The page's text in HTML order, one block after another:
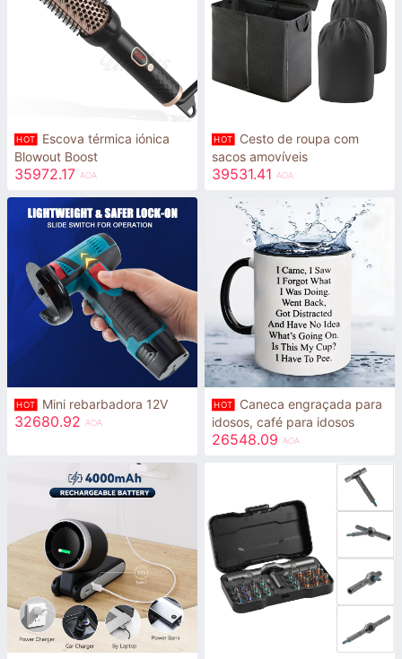
HOT
Escova térmica iónica
Blowout Boost
35972.17 AOA
HOT
Cesto de roupa com
sacos amovíveis
39531.41 AOA
HOT Mini rebarbadora 12V
32680.92 AOA
HOT
Caneca engraçada para
idosos, café para idosos
26548.09 AOA